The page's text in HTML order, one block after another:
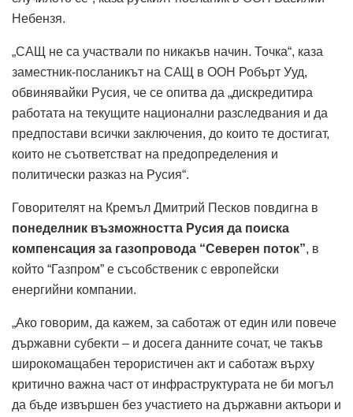
Небензя.
„САЩ не са участвали по никакъв начин. Точка“, каза
заместник-посланикът на САЩ в ООН Робърт Ууд,
обвинявайки Русия, че се опитва да „дискредитира
работата на текущите национални разследвания и да
предпостави всички заключения, до които те достигат,
които не съответстват на предопределения и
политически разказ на Русия“.
Говорителят на Кремъл Дмитрий Песков повдигна в
понеделник възможността Русия да поиска
компенсация за газопровода “Северен поток”, в
който “Газпром” е съсобственик с европейски
енергийни компании.
„Ако говорим, да кажем, за саботаж от един или повече
държавни субекти – и досега данните сочат, че такъв
широкомащабен терористичен акт и саботаж върху
критично важна част от инфраструктурата не би могъл
да бъде извършен без участието на държавни актьори и